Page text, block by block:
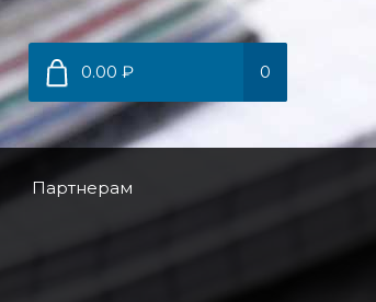
0.00 ₽ 0
Партнерам